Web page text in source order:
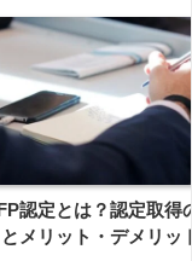
認定とは？認定取得
とメリット・デメリッ